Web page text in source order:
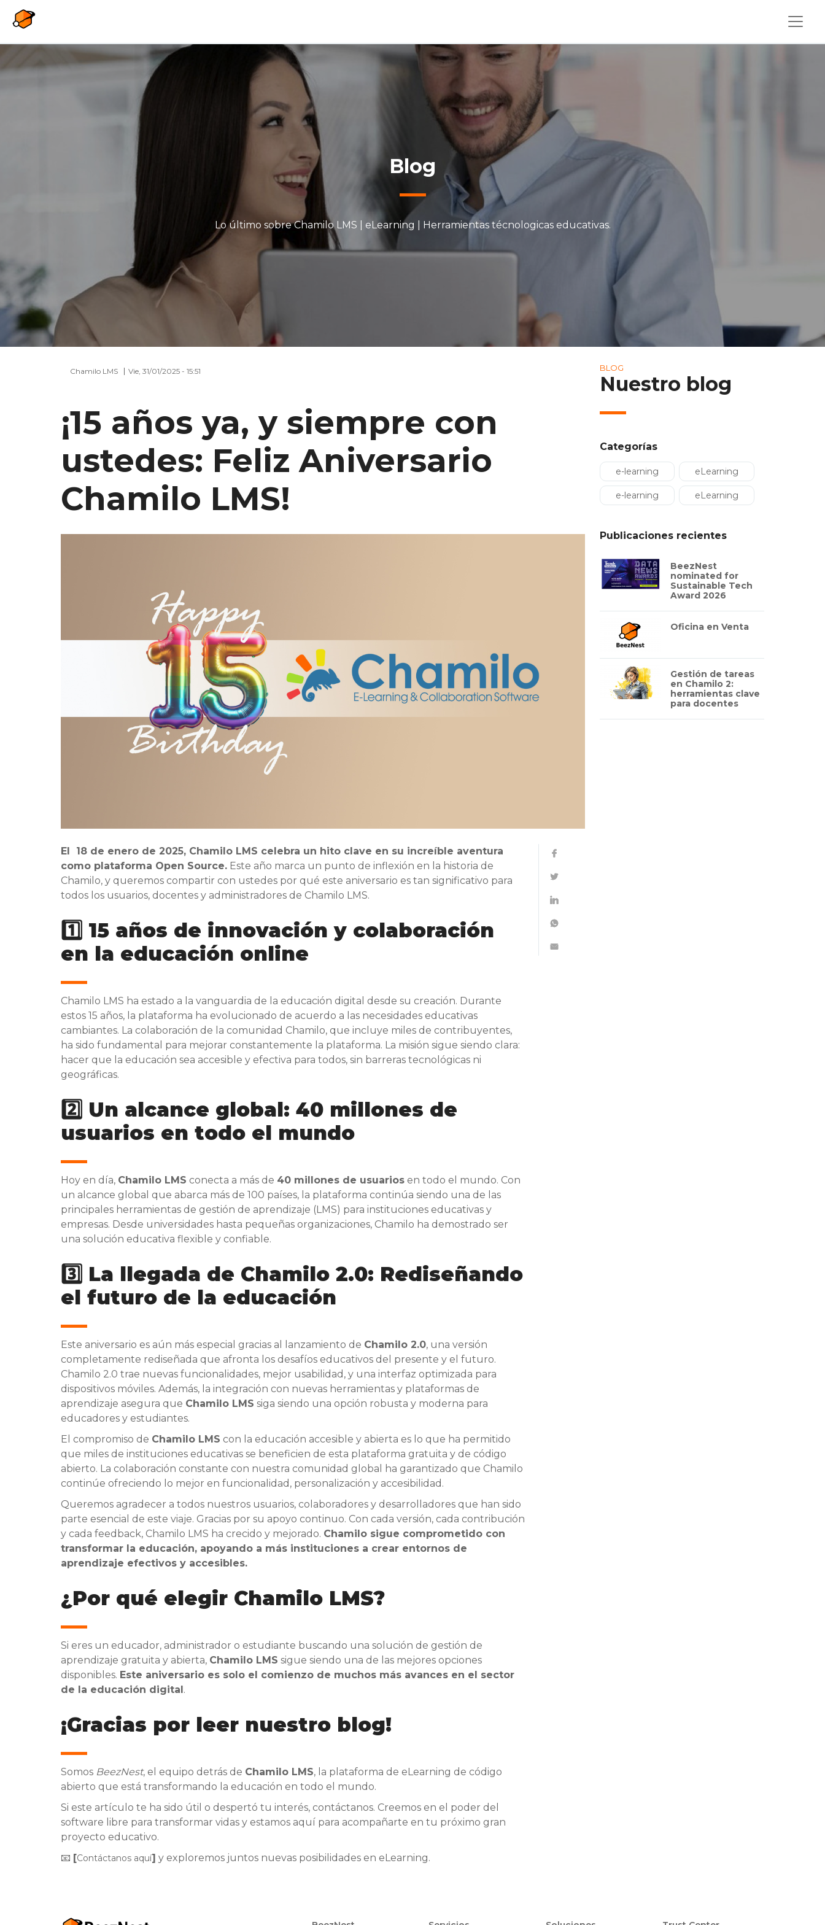
Blog
Lo último sobre Chamilo LMS | eLearning | Herramientas técnologicas educativas.
Chamilo LMS Vie, 31/01/2025 - 15:51
¡15 años ya, y siempre con
ustedes: Feliz Aniversario
Chamilo LMS!
El 18 de enero de 2025, Chamilo LMS celebra un hito clave en su increíble aventura
como plataforma Open Source. Este año marca un punto de inflexión en la historia de
Chamilo, y queremos compartir con ustedes por qué este aniversario es tan significativo para
todos los usuarios, docentes y administradores de Chamilo LMS.
1️⃣ 15 años de innovación y colaboración
en la educación online
Chamilo LMS ha estado a la vanguardia de la educación digital desde su creación. Durante
estos 15 años, la plataforma ha evolucionado de acuerdo a las necesidades educativas
cambiantes. La colaboración de la comunidad Chamilo, que incluye miles de contribuyentes,
ha sido fundamental para mejorar constantemente la plataforma. La misión sigue siendo clara:
hacer que la educación sea accesible y efectiva para todos, sin barreras tecnológicas ni
geográficas.
2️⃣ Un alcance global: 40 millones de
usuarios en todo el mundo
Hoy en día, Chamilo LMS conecta a más de 40 millones de usuarios en todo el mundo. Con
un alcance global que abarca más de 100 países, la plataforma continúa siendo una de las
principales herramientas de gestión de aprendizaje (LMS) para instituciones educativas y
empresas. Desde universidades hasta pequeñas organizaciones, Chamilo ha demostrado ser
una solución educativa flexible y confiable.
3️⃣ La llegada de Chamilo 2.0: Rediseñando
el futuro de la educación
Este aniversario es aún más especial gracias al lanzamiento de Chamilo 2.0, una versión
completamente rediseñada que afronta los desafíos educativos del presente y el futuro.
Chamilo 2.0 trae nuevas funcionalidades, mejor usabilidad, y una interfaz optimizada para
dispositivos móviles. Además, la integración con nuevas herramientas y plataformas de
aprendizaje asegura que Chamilo LMS siga siendo una opción robusta y moderna para
educadores y estudiantes.
El compromiso de Chamilo LMS con la educación accesible y abierta es lo que ha permitido
que miles de instituciones educativas se beneficien de esta plataforma gratuita y de código
abierto. La colaboración constante con nuestra comunidad global ha garantizado que Chamilo
continúe ofreciendo lo mejor en funcionalidad, personalización y accesibilidad.
Queremos agradecer a todos nuestros usuarios, colaboradores y desarrolladores que han sido
parte esencial de este viaje. Gracias por su apoyo continuo. Con cada versión, cada contribución
y cada feedback, Chamilo LMS ha crecido y mejorado. Chamilo sigue comprometido con
transformar la educación, apoyando a más instituciones a crear entornos de
aprendizaje efectivos y accesibles.
¿Por qué elegir Chamilo LMS?
Si eres un educador, administrador o estudiante buscando una solución de gestión de
aprendizaje gratuita y abierta, Chamilo LMS sigue siendo una de las mejores opciones
disponibles. Este aniversario es solo el comienzo de muchos más avances en el sector
de la educación digital.
¡Gracias por leer nuestro blog!
Somos BeezNest, el equipo detrás de Chamilo LMS, la plataforma de eLearning de código
abierto que está transformando la educación en todo el mundo.
Si este artículo te ha sido útil o despertó tu interés, contáctanos. Creemos en el poder del
software libre para transformar vidas y estamos aquí para acompañarte en tu próximo gran
proyecto educativo.
📧 [Contáctanos aquí] y exploremos juntos nuevas posibilidades en eLearning.
BLOG
Nuestro blog
Categorías
e-learning eLearning
e-learning eLearning
Publicaciones recientes
BeezNest
nominated for
Sustainable Tech
Award 2026
Oficina en Venta
Gestión de tareas
en Chamilo 2:
herramientas clave
para docentes